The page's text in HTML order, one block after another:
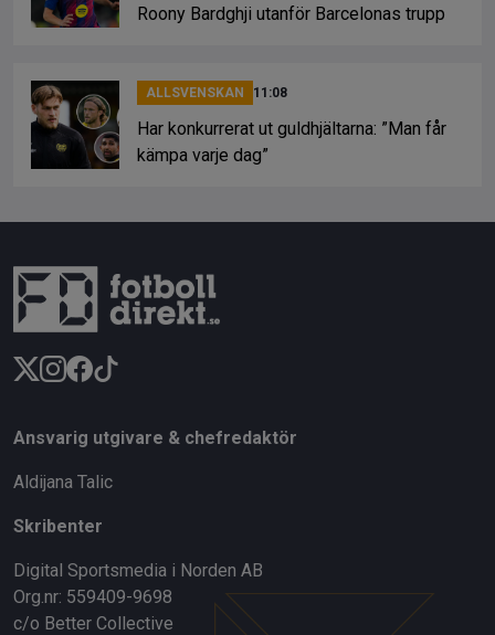
Roony Bardghji utanför Barcelonas trupp
ALLSVENSKAN 11:08
Har konkurrerat ut guldhjältarna: ”Man får
kämpa varje dag”
Ansvarig utgivare & chefredaktör
Aldijana Talic
Skribenter
Digital Sportsmedia i Norden AB
Org.nr: 559409-9698
c/o Better Collective